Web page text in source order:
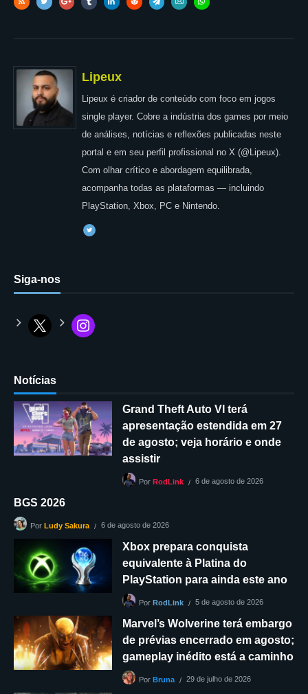
Lipeux
Lipeux é criador de conteúdo com foco em jogos
single player. Cobre a indústria dos games por meio
de análises, notícias e reflexões publicadas neste
portal e em seu perfil profissional no X (@Lipeux).
Com olhar crítico e abordagem equilibrada,
acompanha todas as plataformas — incluindo
PlayStation, Xbox, PC e Nintendo.
Siga-nos
Notícias
Grand Theft Auto VI terá
apresentação estendida em 27
de agosto; veja horário e onde
assistir
Por RodLink 6 de agosto de 2026
BGS 2026
Por Ludy Sakura 6 de agosto de 2026
Xbox prepara conquista
equivalente à Platina do
PlayStation para ainda este ano
Por RodLink 5 de agosto de 2026
Marvel’s Wolverine terá embargo
de prévias encerrado em agosto;
gameplay inédito está a caminho
Por Bruna 29 de julho de 2026